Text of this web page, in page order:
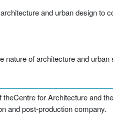
and urban design to
nature of architecture and urban
for Architecture and
and post-production company.